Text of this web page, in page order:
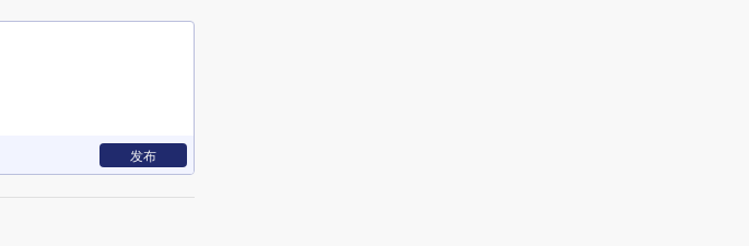
发布